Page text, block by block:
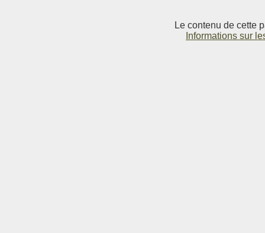
Le contenu de cette
Informations sur